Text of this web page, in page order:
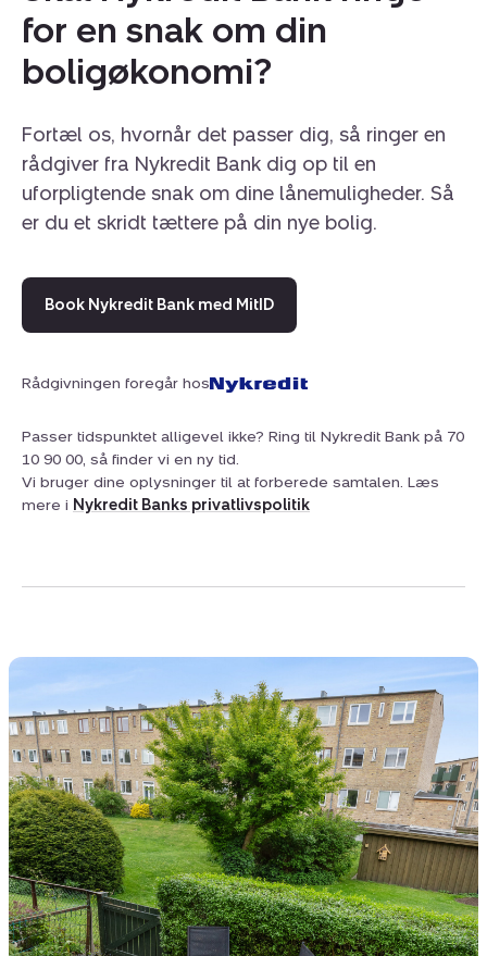
minutter i cykelsadlen.
Bonusinfo: Ejerforeningen er veldrevet og åben for
et privat og pænt stort kælderrum til opbevaring.
for en snak om din
boligøkonomi?
Fortæl os, hvornår det passer dig, så ringer en
rådgiver fra Nykredit Bank dig op til en
uforpligtende snak om dine lånemuligheder. Så
er du et skridt tættere på din nye bolig.
Book Nykredit Bank med MitID
Rådgivningen foregår hos
Passer tidspunktet alligevel ikke? Ring til Nykredit Bank på 70
10 90 00, så finder vi en ny tid.
Vi bruger dine oplysninger til at forberede samtalen. Læs
mere i Nykredit Banks privatlivspolitik